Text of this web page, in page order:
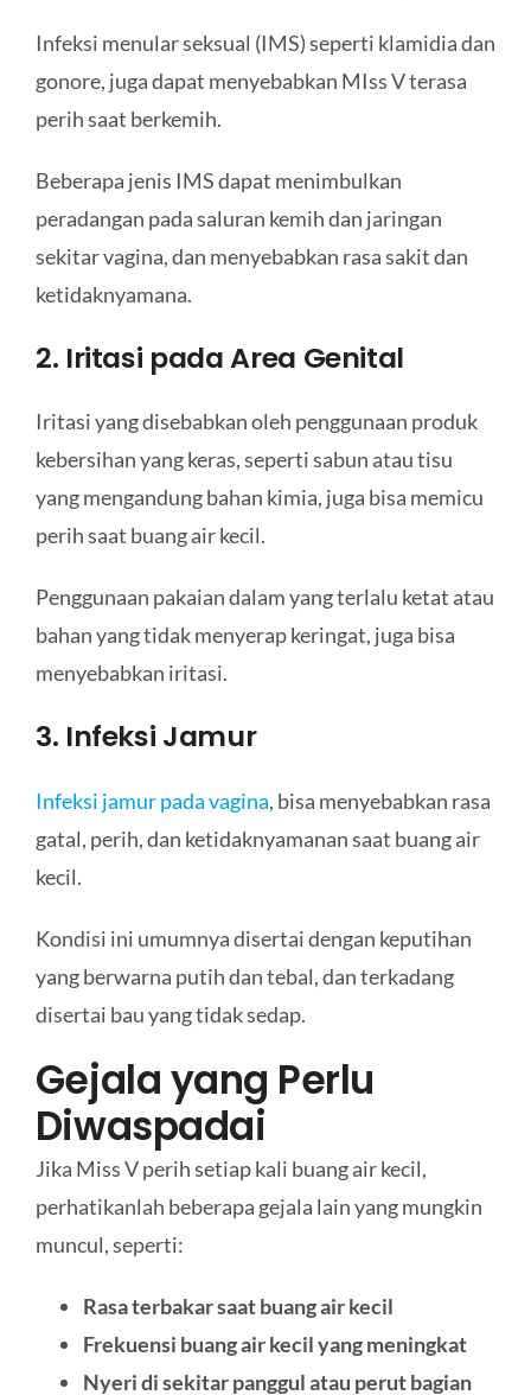
Infeksi menular seksual (IMS) seperti klamidia dan
gonore, juga dapat menyebabkan MIss V terasa
perih saat berkemih.
Beberapa jenis IMS dapat menimbulkan
peradangan pada saluran kemih dan jaringan
sekitar vagina, dan menyebabkan rasa sakit dan
ketidaknyamana.
2. Iritasi pada Area Genital
Iritasi yang disebabkan oleh penggunaan produk
kebersihan yang keras, seperti sabun atau tisu
yang mengandung bahan kimia, juga bisa memicu
perih saat buang air kecil.
Penggunaan pakaian dalam yang terlalu ketat atau
bahan yang tidak menyerap keringat, juga bisa
menyebabkan iritasi.
3. Infeksi Jamur
Infeksi jamur pada vagina, bisa menyebabkan rasa
gatal, perih, dan ketidaknyamanan saat buang air
kecil.
Kondisi ini umumnya disertai dengan keputihan
yang berwarna putih dan tebal, dan terkadang
disertai bau yang tidak sedap.
Gejala yang Perlu
Diwaspadai
Jika Miss V perih setiap kali buang air kecil,
perhatikanlah beberapa gejala lain yang mungkin
muncul, seperti:
Rasa terbakar saat buang air kecil
Frekuensi buang air kecil yang meningkat
Nyeri di sekitar panggul atau perut bagian